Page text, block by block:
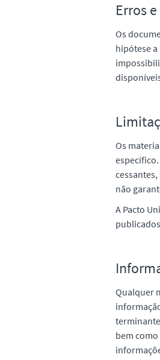
Erros
Os
hipótese
Os
não
A Pacto
Qualquer
bem